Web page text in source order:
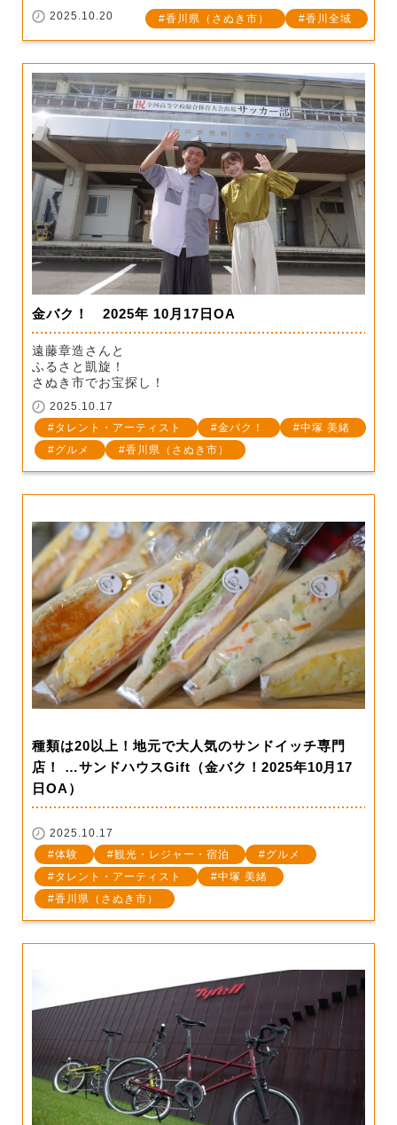
2025.10.20 香川県（さぬき市） 香川全域
金バク！ 2025年 10月17日OA
遠藤章造さんと
ふるさと凱旋！
さぬき市でお宝探し！
2025.10.17
タレント・アーティスト
金バク！
中塚 美緒
グルメ
香川県（さぬき市）
種類は20以上！地元で大人気のサンドイッチ専門
店！ …サンドハウスGift（金バク！2025年10月17
日OA）
2025.10.17
体験
観光・レジャー・宿泊
グルメ
タレント・アーティスト
中塚 美緒
香川県（さぬき市）